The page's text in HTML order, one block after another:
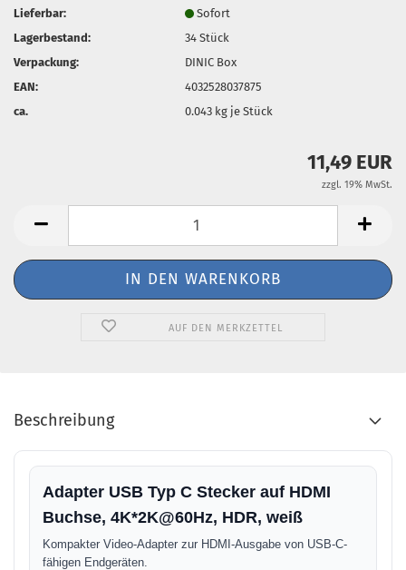
Lieferbar:
Sofort
Lagerbestand:
34Stück
Verpackung:
DINIC Box
EAN:
4032528037875
ca.
0.043 kg je Stück
11,49 EUR
zzgl. 19% MwSt.
AUF DEN MERKZETTEL
Beschreibung
Adapter USB Typ C Stecker auf HDMI
Buchse, 4K*2K@60Hz, HDR, weiß
Kompakter Video-Adapter zur HDMI-Ausgabe von USB-C-
fähigen Endgeräten.